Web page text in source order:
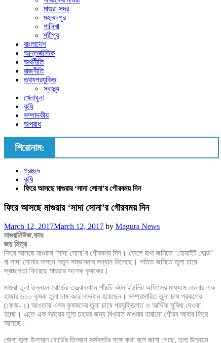
মাগুরা সদর
মহম্মদপুর
শালিখা
শ্রীপুর
বাংলাদেশ
আন্তর্জাতিক
অর্থনীতি
রাজনীতি
তথ্যপ্রযুক্তি
স্বাস্থ্য
খেলাধুলা
কৃষি
সম্পাদকীয়
অপরাধ
শিরোনাম:
প্রচ্ছদ
কৃষি
ফিরে আসছে মাগুরার ‘সাদা সোনা’র গৌরবময় দিন
ফিরে আসছে মাগুরার ‘সাদা সোনা’র গৌরবময় দিন
Posted
on
March 12, 2017March 12, 2017 by Magura News
মাগুরানিউজ.কমঃ
জয় মিত্র –
ফিরে আসছে মাগুরার ‘সাদা সোনা’র গৌরবময় দিন। ফেলে রাখা জমিতে ‘হোয়াইট গোল্ড’
বা সাদা সোনার ফলনে নতুন সম্ভাবনার সন্ধান মিলেছে। পতিত জমিতে তুলা চাষে
স্বচ্ছলতা ফিরেছে মাগুরার অনেক কৃষকের।
মাগুরা তুলা উন্নয়ন বোর্ডের তত্ত্বাবধানে পাঁচটি কটন ইউনিট অফিসের মাধ্যমে জেলার এক
হাজার ৬০০ কৃষক তুলা চাষ করে লাভবান হয়েছেন। সম্প্রসারিত তুলা চাষ প্রকল্পের
(ফেজ- ১) আওতায় এসব কৃষকদের তুলা চাষে প্রযুক্তিগত ও আর্থিক সুবিধা দেওয়া
হচ্ছে। এতে এক সময়ের তুলা চাষের জন্য বিখ্যাত মাগুরার হারানো গৌরব আবার ফিরে
আসছে।
জেলা তুলা উন্নয়ন বোর্ডের তিনজন কর্মকর্তার সঙ্গে কথা বলে জানা গেছে, তুলা উন্নয়ন